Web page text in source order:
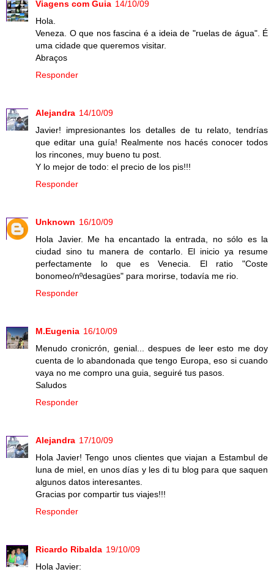
Viagens com Guia 14/10/09
Hola.
Veneza. O que nos fascina é a ideia de "ruelas de água". É
uma cidade que queremos visitar.
Abraços
Responder
Alejandra 14/10/09
Javier! impresionantes los detalles de tu relato, tendrías
que editar una guía! Realmente nos hacés conocer todos
los rincones, muy bueno tu post.
Y lo mejor de todo: el precio de los pis!!!
Responder
Unknown 16/10/09
Hola Javier. Me ha encantado la entrada, no sólo es la
ciudad sino tu manera de contarlo. El inicio ya resume
perfectamente lo que es Venecia. El ratio "Coste
bonomeo/nºdesagües" para morirse, todavía me rio.
Responder
M.Eugenia 16/10/09
Menudo cronicrón, genial... despues de leer esto me doy
cuenta de lo abandonada que tengo Europa, eso si cuando
vaya no me compro una guia, seguiré tus pasos.
Saludos
Responder
Alejandra 17/10/09
Hola Javier! Tengo unos clientes que viajan a Estambul de
luna de miel, en unos días y les di tu blog para que saquen
algunos datos interesantes.
Gracias por compartir tus viajes!!!
Responder
Ricardo Ribalda 19/10/09
Hola Javier: